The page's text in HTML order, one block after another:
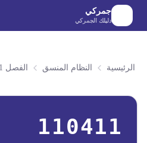
الانتقال إلى المحتوى الرئيسي
جمركي
دليلك الجمركي
الرئيسية النظام المنسق الفصل 11 — منتجات مطاحن
110411